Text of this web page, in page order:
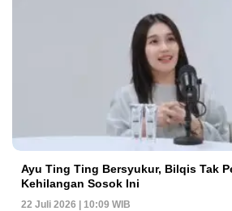
Ayu Ting Ting Bersyukur, Bilqis Tak
Kehilangan Sosok Ini
22 Juli 2026 | 10:09 WIB